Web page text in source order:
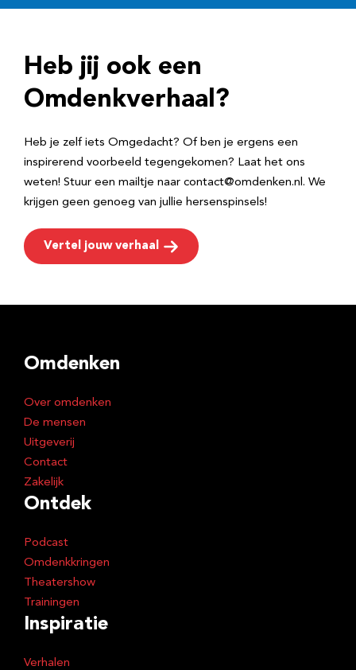
r
e
Heb jij ook een
Omdenkverhaal?
Heb je zelf iets Omgedacht? Of ben je ergens een
inspirerend voorbeeld tegengekomen? Laat het ons
weten! Stuur een mailtje naar contact@omdenken.nl. We
krijgen geen genoeg van jullie hersenspinsels!
Vertel jouw verhaal
Omdenken
Over omdenken
De mensen
Uitgeverij
Contact
Zakelijk
Ontdek
Podcast
Omdenkkringen
Theatershow
Trainingen
Inspiratie
Verhalen